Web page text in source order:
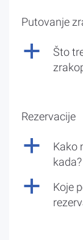
Putovanje
a
Što
Rezervacije
a
Kako
kada?
a
Koje